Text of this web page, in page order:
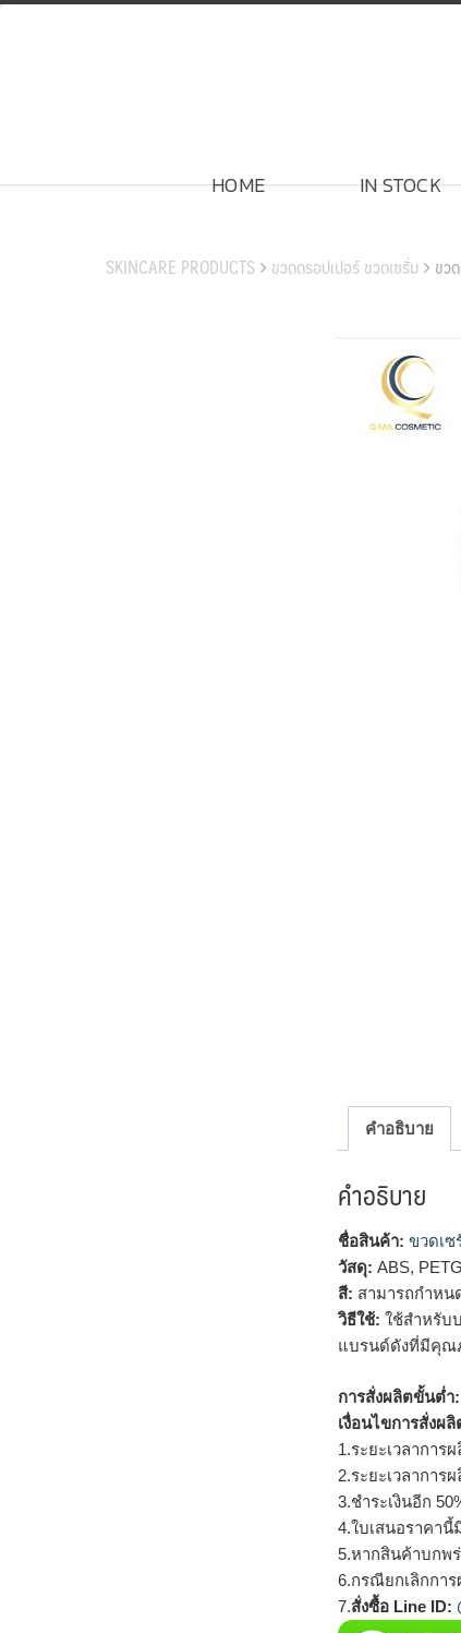
Skip
HOME IN STOCK
SKINCARE PRODUCTS ขวดดรอปเปอร์ ขวดเซรั่ม ขว
คำอธิบาย
คำอธิบาย
ชื่อสินค้า: ขวดเซ
วัสดุ: ABS,
สี: สามารถกำหน
วิธีใช้: ใช้สำหรับ
แบรนด์ดังที่มีคุณ
การสั่งผลิตขั้นต่ำ:
เงื่อนไขการสั่งผ
1.ระยะเวลาการ
2.ระยะเวลากา
3.ชำระเงินอีก
4.ใบเสนอราคา
5.หากสินค้าบกพ
6.กรณียกเลิกกา
7.สั่งซื้อ Line ID: